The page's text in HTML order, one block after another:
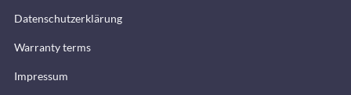
Datenschutzerklärung
Warranty terms
Impressum